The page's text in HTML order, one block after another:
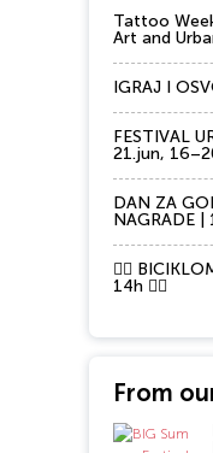
Tattoo
Art and
IGRAJ I
FESTIVAL
21.jun,
DAN ZA
NAGRADE
🚴‍♂️
14h 🚴‍♀️
From